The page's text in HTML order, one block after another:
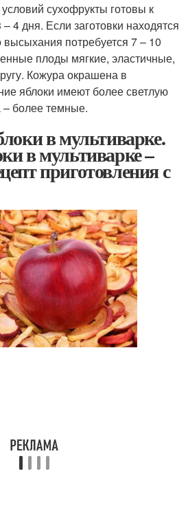
сухофрукты готовы к
4 дня. Если заготовки находятся
высыхания потребуется 7 – 10
плоды мягкие, эластичные,
Кожура окрашена в
яблоки имеют более светлую
– более темные.
в мультиварке.
в мультиварке –
приготовления с